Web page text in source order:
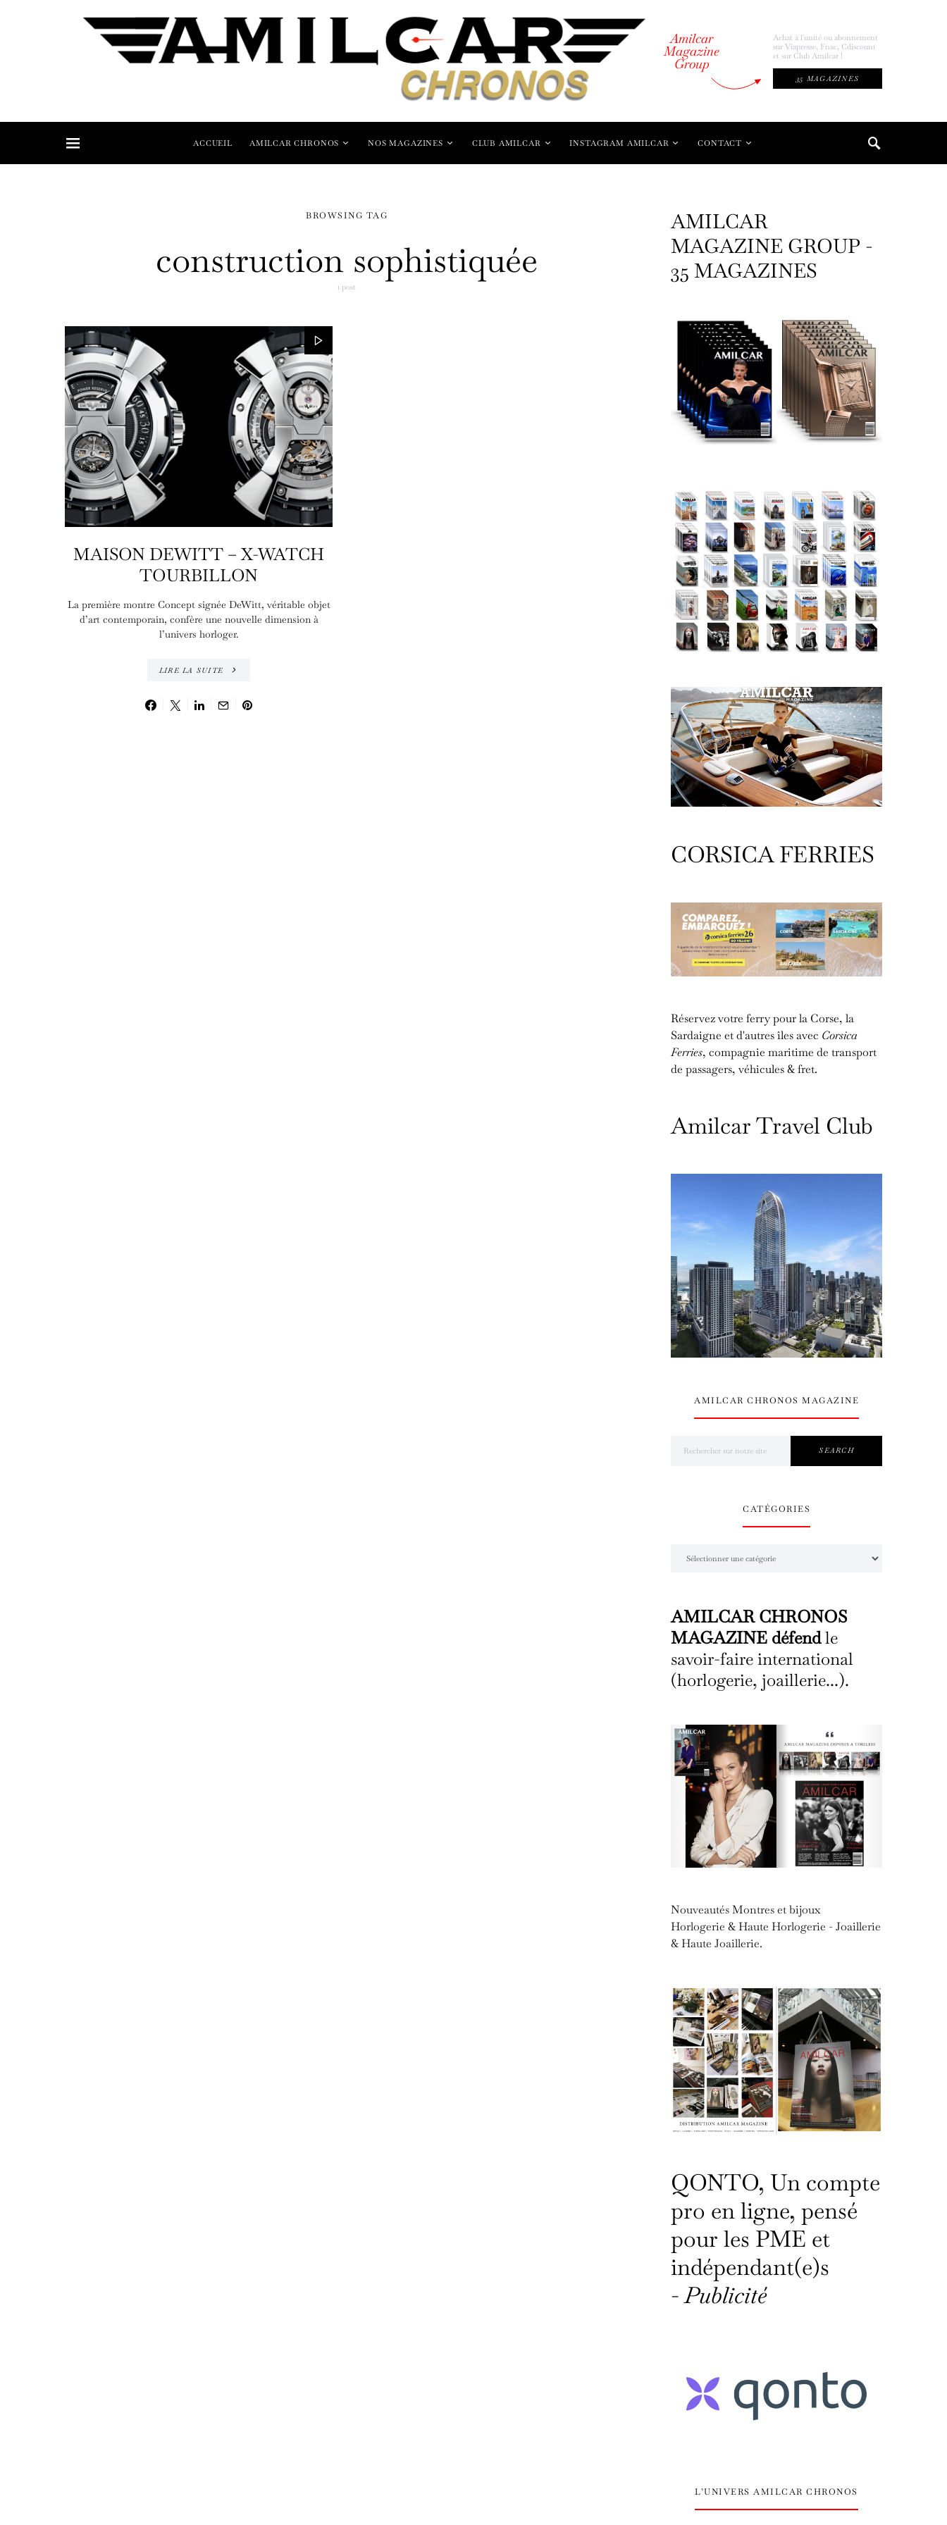
Amilcar
Magazine
Group
Achat à l'unité ou abonnement
sur Viapresse, Fnac, Cdiscount
et sur Club Amilcar !
35 MAGAZINES
ACCUEIL AMILCAR CHRONOS NOS MAGAZINES CLUB AMILCAR INSTAGRAM AMILCAR CONTACT
BROWSING TAG
construction sophistiquée
1 post
MAISON DEWITT – X-WATCH
TOURBILLON
La première montre Concept signée DeWitt, véritable objet
d’art contemporain, confère une nouvelle dimension à
l’univers horloger.
LIRE LA SUITE
AMILCAR
MAGAZINE GROUP -
35 MAGAZINES
CORSICA FERRIES
Réservez votre ferry pour la Corse, la
Sardaigne et d'autres îles avec Corsica
Ferries, compagnie maritime de transport
de passagers, véhicules & fret.
Amilcar Travel Club
AMILCAR CHRONOS MAGAZINE
SEARCH
CATÉGORIES
AMILCAR CHRONOS
MAGAZINE défendle
savoir-faire international
(horlogerie, joaillerie...).
Nouveautés Montres et bijoux
Horlogerie & Haute Horlogerie - Joaillerie
& Haute Joaillerie.
QONTO, Un compte
pro en ligne, pensé
pour les PME et
indépendant(e)s
-Publicité
L’UNIVERS AMILCAR CHRONOS